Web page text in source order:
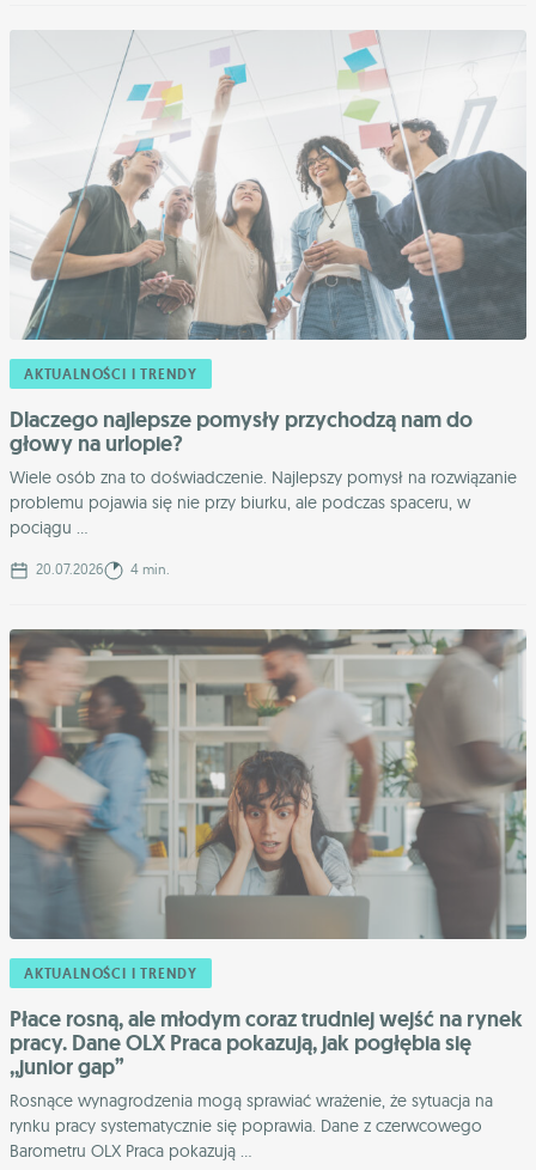
AKTUALNOŚCI I TRENDY
Dlaczego najlepsze pomysły przychodzą nam do
głowy na urlopie?
Wiele osób zna to doświadczenie. Najlepszy pomysł na rozwiązanie
problemu pojawia się nie przy biurku, ale podczas spaceru, w
pociągu ...
20.07.2026 4 min.
AKTUALNOŚCI I TRENDY
Płace rosną, ale młodym coraz trudniej wejść na rynek
pracy. Dane OLX Praca pokazują, jak pogłębia się
,,junior gap”
Rosnące wynagrodzenia mogą sprawiać wrażenie, że sytuacja na
rynku pracy systematycznie się poprawia. Dane z czerwcowego
Barometru OLX Praca pokazują ...